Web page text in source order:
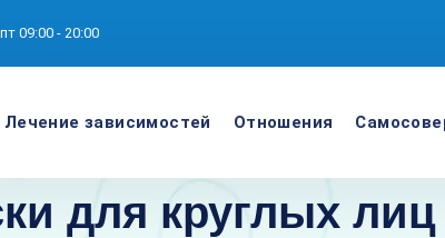
09:00 - 20:00
Лечение зависимостей Отношения
для круглых